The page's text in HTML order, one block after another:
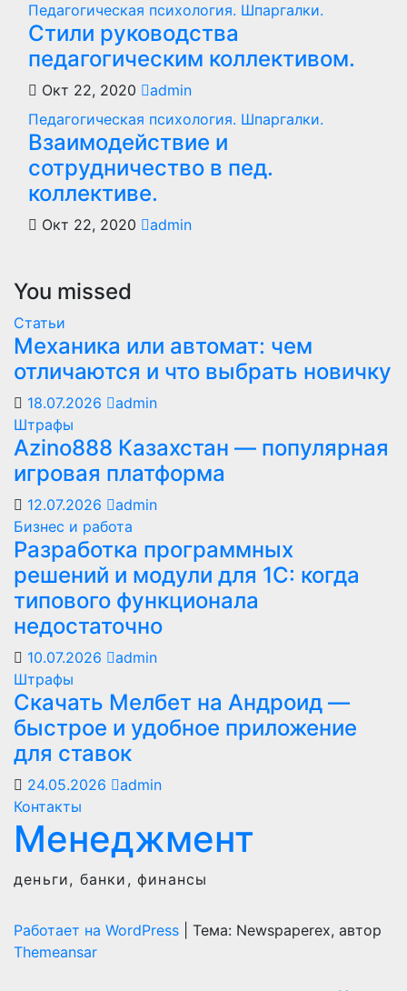
Педагогическая психология. Шпаргалки.
Стили руководства
педагогическим коллективом.
Окт 22, 2020
admin
Педагогическая психология. Шпаргалки.
Взаимодействие и
сотрудничество в пед.
коллективе.
Окт 22, 2020 admin
You missed
Статьи
Механика или автомат: чем
отличаются и что выбрать новичку
18.07.2026
admin
Штрафы
Azino888 Казахстан — популярная
игровая платформа
12.07.2026
admin
Бизнес и работа
Разработка программных
решений и модули для 1С: когда
типового функционала
недостаточно
10.07.2026
admin
Штрафы
Скачать Мелбет на Андроид —
быстрое и удобное приложение
для ставок
24.05.2026
admin
Контакты
Менеджмент
деньги, банки, финансы
Работает на WordPress
Тема: Newspaperex, автор
Themeansar